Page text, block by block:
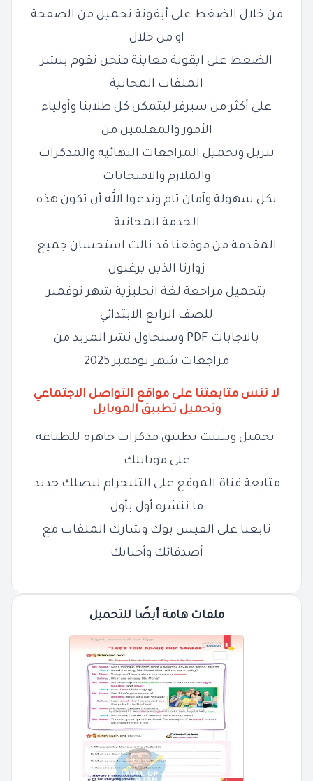
من خلال الضغط على أيقونة تحميل من الصفحة
او من خلال
الضغط على ايقونة معاينة فنحن نقوم بنشر
الملفات المجانية
على أكثر من سيرفر ليتمكن كل طلابنا وأولياء
الأمور والمعلمين من
تنزيل وتحميل المراجعات النهائية والمذكرات
والملازم والامتحانات
بكل سهولة وآمان تام وندعوا الله أن تكون هذه
الخدمة المجانية
المقدمة من موقعنا قد نالت استحسان جميع
زوارنا الذين يرغبون
بتحميل مراجعة لغة انجليزية شهر نوفمبر
للصف الرابع الابتدائي
بالاجابات PDF وسنحاول نشر المزيد من
مراجعات شهر نوفمبر 2025
لا تنس متابعتنا على مواقع التواصل الاجتماعي
وتحميل تطبيق الموبايل
تحميل وتثبيت تطبيق مذكرات جاهزة للطباعة
على موبايلك
متابعة قناة الموقع على التليجرام ليصلك جديد
ما ننشره أول بأول
تابعنا على الفيس بوك وشارك الملفات مع
أصدقائك وأحبابك
ملفات هامة أيضًا للتحميل